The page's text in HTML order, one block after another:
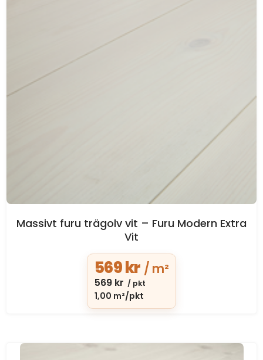
Massivt furu trägolv vit – Furu Modern Extra
Vit
569kr / m²
569 kr / pkt
1,00 m²/pkt